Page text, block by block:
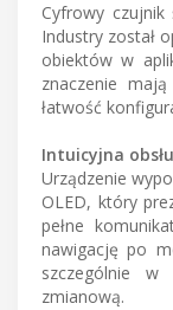
Cyfrowy czujnik
Industry został
obiektów w
znaczenie
łatwość
Intuicyjna
Urządzenie
OLED, który
pełne
nawigację po
szczególnie w
zmianową.